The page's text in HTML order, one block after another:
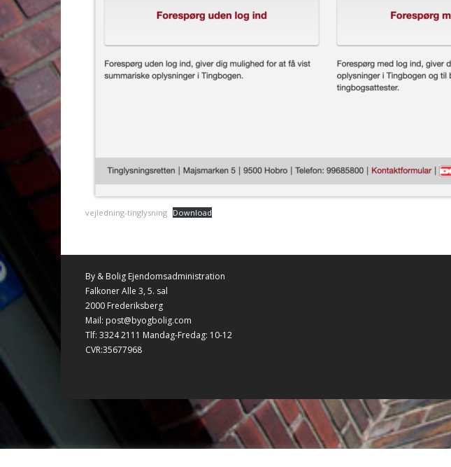
vejledning-tinglysning Download
By & Bolig Ejendomsadministration
Falkoner Alle 3, 5. sal
2000 Frederiksberg
Mail: post@byogbolig.com
Tlf: 3324 2111 Mandag-Fredag: 10-12
CVR:35677968